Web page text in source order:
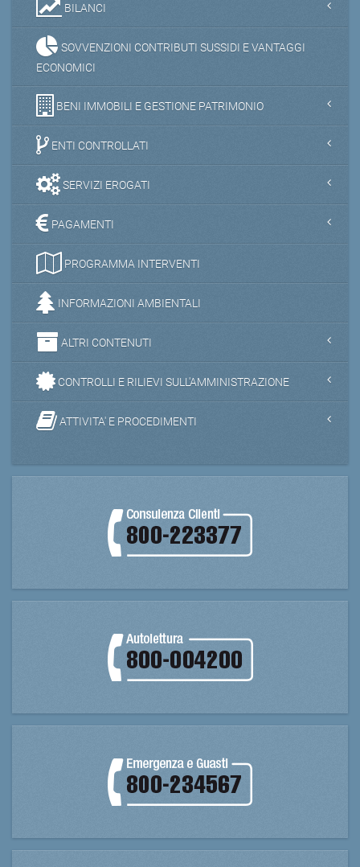
BILANCI
SOVVENZIONI CONTRIBUTI SUSSIDI E VANTAGGI
ECONOMICI
BENI IMMOBILI E GESTIONE PATRIMONIO
ENTI CONTROLLATI
SERVIZI EROGATI
PAGAMENTI
PROGRAMMA INTERVENTI
INFORMAZIONI AMBIENTALI
ALTRI CONTENUTI
CONTROLLI E RILIEVI SULL'AMMINISTRAZIONE
ATTIVITA' E PROCEDIMENTI